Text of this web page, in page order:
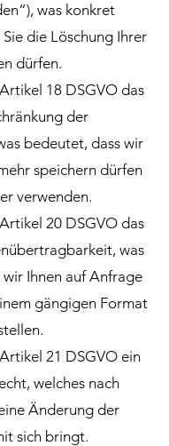
was konkret
die Löschung Ihrer
dürfen.
18 DSGVO das
der
bedeutet, dass wir
speichern dürfen
verwenden.
20 DSGVO das
was
Ihnen auf Anfrage
gängigen Format
21 DSGVO ein
welches nach
Änderung der
sich bringt.